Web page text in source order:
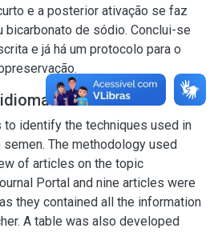
e a posterior ativação se faz
de sódio. Conclui-se
e já há um protocolo para o
identify the techniques used in
The methodology used
of articles on the topic
Portal and nine articles were
they contained all the information
A table was also developed